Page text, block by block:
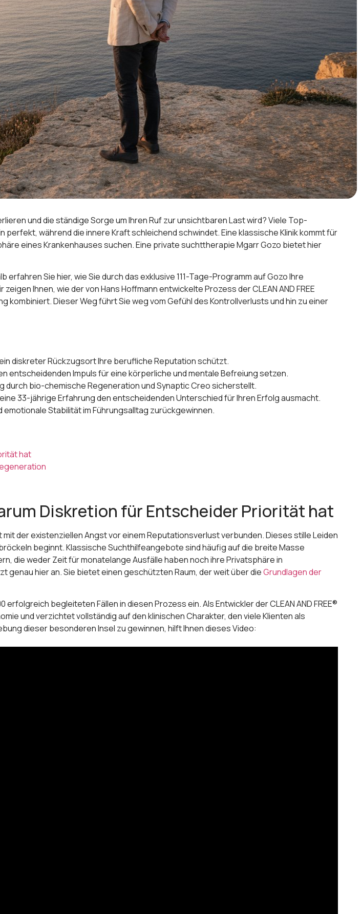
und die ständige Sorge um Ihren Ruf zur unsichtbaren Last wird? Viele Top-
während die innere Kraft schleichend schwindet. Eine klassische Klinik kommt für
eines Krankenhauses suchen. Eine private suchttherapie Mgarr Gozo bietet hier
Sie hier, wie Sie durch das exklusive 111-Tage-Programm auf Gozo Ihre
Ihnen, wie der von Hans Hoffmann entwickelte Prozess der CLEAN AND FREE
kombiniert. Dieser Weg führt Sie weg vom Gefühl des Kontrollverlusts und hin zu einer
diskreter Rückzugsort Ihre berufliche Reputation schützt.
entscheidenden Impuls für eine körperliche und mentale Befreiung setzen.
durch bio-chemische Regeneration und Synaptic Creo sicherstellt.
33-jährige Erfahrung den entscheidenden Unterschied für Ihren Erfolg ausmacht.
Stabilität im Führungsalltag zurückgewinnen.
hat
Diskretion für Entscheider Priorität hat
der existenziellen Angst vor einem Reputationsverlust verbunden. Dieses stille Leiden
beginnt. Klassische Suchthilfeangebote sind häufig auf die breite Masse
die weder Zeit für monatelange Ausfälle haben noch ihre Privatsphäre in
hier an. Sie bietet einen geschützten Raum, der weit über dieGrundlagen der
begleiteten Fällen in diesen Prozess ein. Als Entwickler der CLEAN AND FREE®
und verzichtet vollständig auf den klinischen Charakter, den viele Klienten als
dieser besonderen Insel zu gewinnen, hilft Ihnen dieses Video: